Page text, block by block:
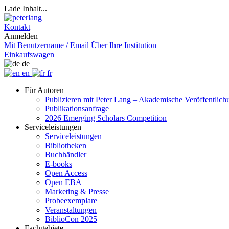
Lade Inhalt...
Kontakt
Anmelden
Mit Benutzername / Email Über Ihre Institution
Einkaufswagen
de
en
fr
Für Autoren
Publizieren mit Peter Lang – Akademische
Publikationsanfrage
2026 Emerging Scholars Competition
Serviceleistungen
Serviceleistungen
Bibliotheken
Buchhändler
E-books
Open Access
Open EBA
Marketing & Presse
Probeexemplare
Veranstaltungen
BiblioCon 2025